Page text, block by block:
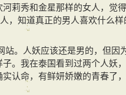
莉秀和金星那样的女人，觉
，知道真正的男人喜欢什么样
站。人妖应该还是男的，但因
。我在泰国看到过两个人妖
认命，有鲜妍娇嫩的青春了